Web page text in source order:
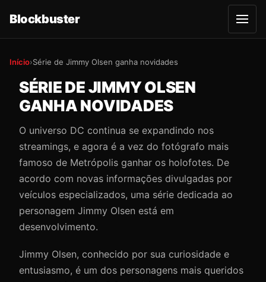
Blockbuster
A
b
r
Início›Série de Jimmy Olsen ganha novidades
SÉRIE DE JIMMY OLSEN
GANHA NOVIDADES
O universo DC continua se expandindo nos
streamings, e agora é a vez do fotógrafo mais
famoso de Metrópolis ganhar os holofotes. De
acordo com novas informações divulgadas por
veículos especializados, uma série dedicada ao
personagem Jimmy Olsen está em
desenvolvimento.
Jimmy Olsen, conhecido por sua curiosidade e
entusiasmo, é um dos personagens mais queridos